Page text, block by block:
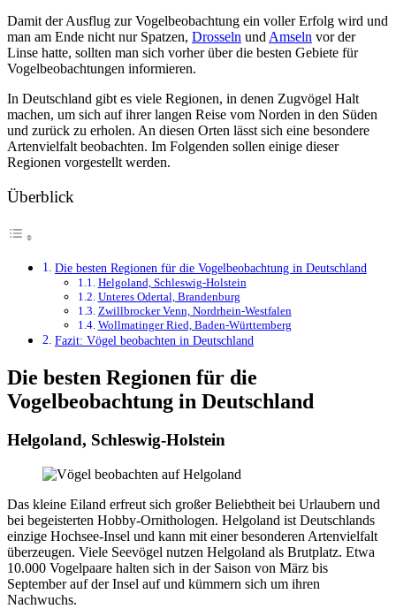
Damit der Ausflug zur Vogelbeobachtung ein voller Erfolg wird und
man am Ende nicht nur Spatzen, Drosseln und Amseln vor der
Linse hatte, sollten man sich vorher über die besten Gebiete für
Vogelbeobachtungen informieren.
In Deutschland gibt es viele Regionen, in denen Zugvögel Halt
machen, um sich auf ihrer langen Reise vom Norden in den Süden
und zurück zu erholen. An diesen Orten lässt sich eine besondere
Artenvielfalt beobachten. Im Folgenden sollen einige dieser
Regionen vorgestellt werden.
Überblick
Die besten Regionen für die Vogelbeobachtung in Deutschland
Helgoland, Schleswig-Holstein
Unteres Odertal, Brandenburg
Zwillbrocker Venn, Nordrhein-Westfalen
Wollmatinger Ried, Baden-Württemberg
Fazit: Vögel beobachten in Deutschland
Die besten Regionen für die
Vogelbeobachtung in Deutschland
Helgoland, Schleswig-Holstein
Das kleine Eiland erfreut sich großer Beliebtheit bei Urlaubern und
bei begeisterten Hobby-Ornithologen. Helgoland ist Deutschlands
einzige Hochsee-Insel und kann mit einer besonderen Artenvielfalt
überzeugen. Viele Seevögel nutzen Helgoland als Brutplatz. Etwa
10.000 Vogelpaare halten sich in der Saison von März bis
September auf der Insel auf und kümmern sich um ihren
Nachwuchs.